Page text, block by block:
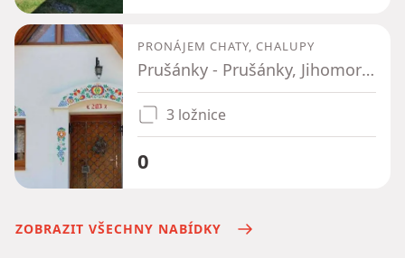
PRONÁJEM CHATY, CHALUPY
Prušánky - Prušánky, Jihomoravský kraj
3 ložnice
0
ZOBRAZIT VŠECHNY NABÍDKY